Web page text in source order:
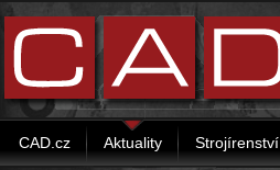
CAD.cz Aktuality Strojírenství